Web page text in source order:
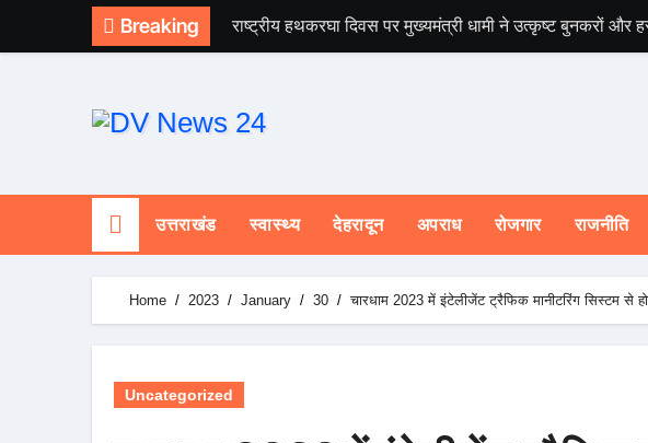
Breaking राष्ट्रीय हथकरघा दिवस पर मुख्यमंत्री धामी ने उत्कृष्ट बुनकरों और
उत्तराखंड स्वास्थ्य देहरादून अपराध रोजगार राजनीति
Home 2023 January 30 चारधाम 2023 में इंटेलीजेंट ट्रैफिक मानीटरिंग सिस्टम से
Uncategorized